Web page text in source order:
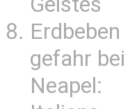
Erdbeben
gefahr bei
Neapel: